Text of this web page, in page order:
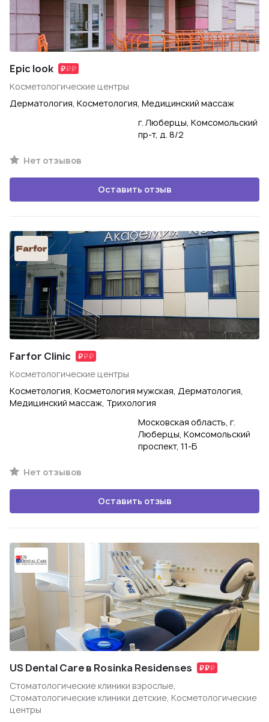
Epic look
Косметологические центры
Дерматология, Косметология, Медицинский массаж
г. Люберцы, Комсомольский
пр-т, д. 8/2
Нет отзывов
Оставить отзыв
Farfor Clinic
Косметологические центры
Косметология, Косметология мужская, Дерматология,
Медицинский массаж, Трихология
Московская область, г.
Люберцы, Комсомольский
проспект, 11-Б
Нет отзывов
Оставить отзыв
US Dental Care в Rosinka Residenses
Стоматологические клиники взрослые,
Стоматологические клиники детские, Косметологические
центры